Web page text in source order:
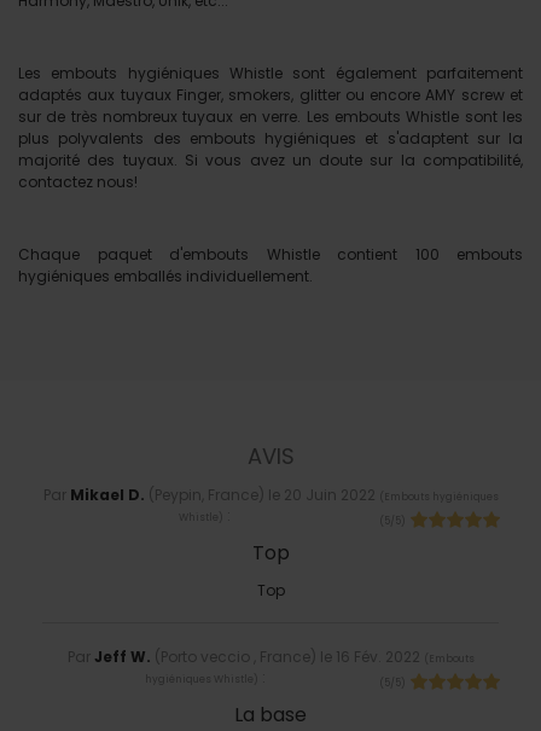
Les embouts hygiéniques Whistle sont également parfaitement
adaptés aux tuyaux Finger, smokers, glitter ou encore AMY screw et
sur de très nombreux tuyaux en verre. Les embouts Whistle sont les
plus polyvalents des embouts hygiéniques et s'adaptent sur la
majorité des tuyaux. Si vous avez un doute sur la compatibilité,
contactez nous!
Chaque paquet d'embouts Whistle contient 100 embouts
hygiéniques emballés individuellement.
AVIS
Par Mikael D. (Peypin, France) le 20 Juin 2022
Embouts hygiéniques
Whistle
Top
Top
Par Jeff W. (Porto veccio , France) le 16 Fév. 2022
Embouts
hygiéniques Whistle
La base